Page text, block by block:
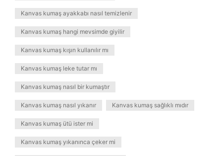
Kanvas kumaş ayakkabı nasıl temizlenir
Kanvas kumaş hangi mevsimde giyilir
Kanvas kumaş kışın kullanılır mı
Kanvas kumaş leke tutar mı
Kanvas kumaş nasıl bir kumaştır
Kanvas kumaş nasıl yıkanır Kanvas kumaş sağlıklı mıdır
Kanvas kumaş ütü ister mi
Kanvas kumaş yıkanınca çeker mi